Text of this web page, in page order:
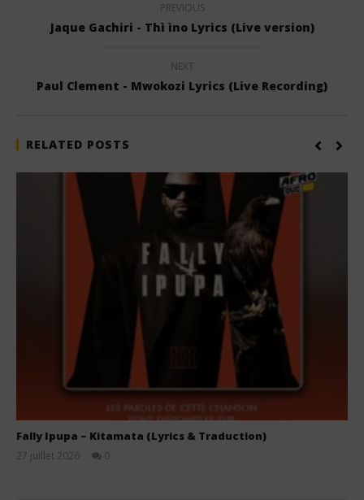
PREVIOUS
Jaque Gachiri - Thì ìno Lyrics (Live version)
NEXT
Paul Clement - Mwokozi Lyrics (Live Recording)
RELATED POSTS
Fally Ipupa – Kitamata (Lyrics & Traduction)
27 juillet 2026
0